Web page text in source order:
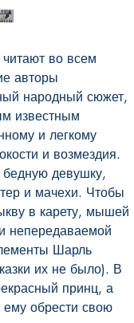
во всем
авторы
народный сюжет,
известным
и легкому
и возмездия.
бедную девушку,
и мачехи. Чтобы
в карету, мышей
непередаваемой
Шарль
их не было). В
принц, а
ему обрести свою